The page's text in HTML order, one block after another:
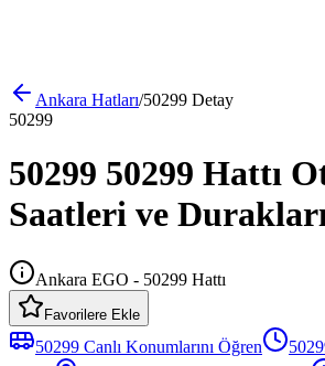
Ankara Hatları/50299 Detay
50299
50299 50299 Hattı
Saatleri ve
Ankara EGO - 50299 Hattı
Favorilere Ekle
50299 Canlı Konumlarını Öğren